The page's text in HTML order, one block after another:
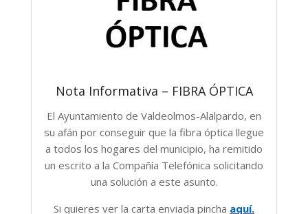
Nota Informativa – FIBRA ÓPTICA
El Ayuntamiento de Valdeolmos-Alalpardo, en
su afán por conseguir que la fibra óptica llegue
a todos los hogares del municipio, ha remitido
un escrito a la Compañía Telefónica solicitando
una solución a este asunto.
Si quieres ver la carta enviada pincha aquí.